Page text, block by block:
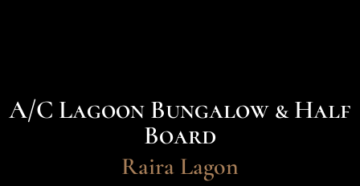
A/C Lagoon Bungalow & Half
Board
Raira Lagon